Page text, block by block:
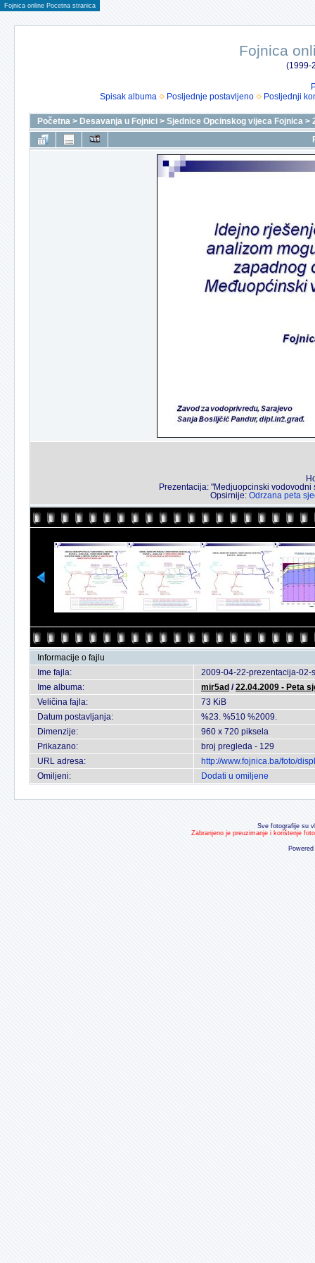
Fojnica online Pocetna stranica
Fojnica
(1999-
Spisak albuma
Posljednje postavljeno Posljednji
Početna > Desavanja u Fojnici > Sjednice Opcinskog vijeca Fojnica >
Prezentacija: "Medjuopcinski
Opsirnije: Odrzana peta
Informacije o fajlu
Ime fajla:
2009-04-22-prezentacija-02-
Ime albuma:
mir5ad /22.04.2009 - Peta
Veličina fajla:
73 KiB
Datum postavljanja:
%23. %510 %2009.
Dimenzije:
960 x 720 piksela
Prikazano:
broj pregleda - 129
URL adresa:
http://www.fojnica.ba/foto/
Omiljeni:
Dodati u omiljene
Sve fotografije su
Zabranjeno je preuzimanje i korištenje